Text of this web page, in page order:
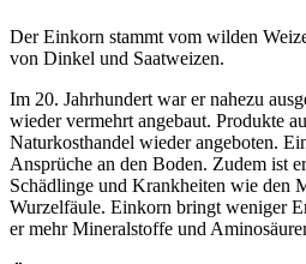
Der Einkorn stammt vom wilden
von Dinkel und Saatweizen.
Im 20. Jahrhundert war er nahezu
wieder vermehrt angebaut. Produkte
Naturkosthandel wieder angeboten.
Ansprüche an den Boden. Zudem ist
Schädlinge und Krankheiten wie den
Wurzelfäule. Einkorn bringt weniger
er mehr Mineralstoffe und